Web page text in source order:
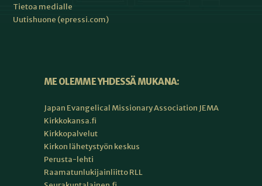
Tietoa medialle
Uutishuone (epressi.com)
ME OLEMME YHDESSÄ MUKANA:
Japan Evangelical Missionary Association JEMA
Kirkkokansa.fi
Kirkkopalvelut
Kirkon lähetystyön keskus
Perusta-lehti
Raamatunlukijainliitto RLL